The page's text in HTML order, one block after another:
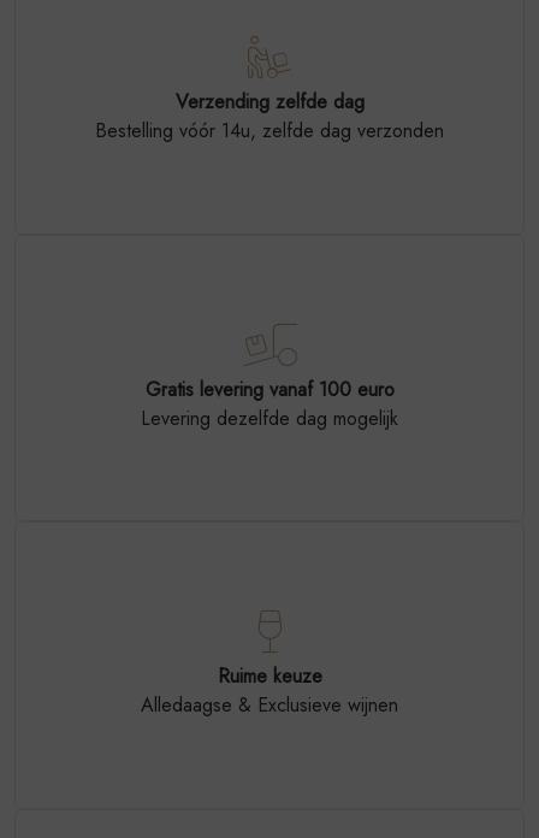
Verzending zelfde dag
Bestelling vóór 14u, zelfde dag verzonden
Gratis levering vanaf 100 euro
Levering dezelfde dag mogelijk
Ruime keuze
Alledaagse & Exclusieve wijnen